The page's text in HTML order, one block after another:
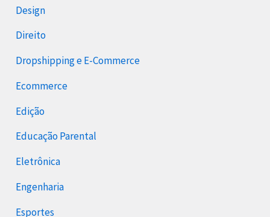
Design
Direito
Dropshipping e E-Commerce
Ecommerce
Edição
Educação Parental
Eletrônica
Engenharia
Esportes